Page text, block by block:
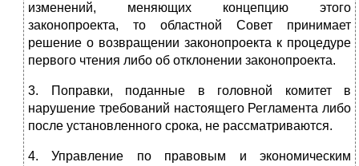
изменений, меняющих концепцию этого
законопроекта, то областной Совет принимает
решение о возвращении законопроекта к процедуре
первого чтения либо об отклонении законопроекта.
3. Поправки, поданные в головной комитет в
нарушение требований настоящего Регламента либо
после установленного срока, не рассматриваются.
4. Управление по правовым и экономическим